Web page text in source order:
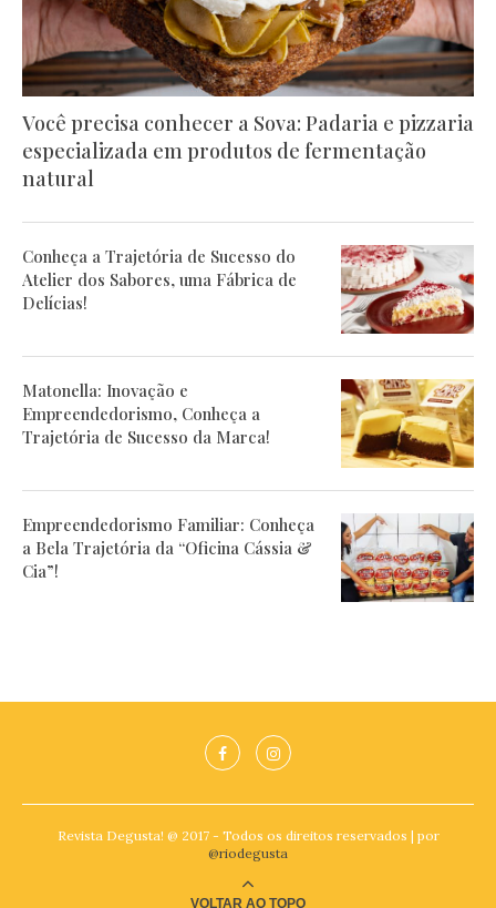
Você precisa conhecer a Sova: Padaria e pizzaria
especializada em produtos de fermentação
natural
Conheça a Trajetória de Sucesso do
Atelier dos Sabores, uma Fábrica de
Delícias!
Matonella: Inovação e
Empreendedorismo, Conheça a
Trajetória de Sucesso da Marca!
Empreendedorismo Familiar: Conheça
a Bela Trajetória da “Oficina Cássia &
Cia”!
Revista Degusta! @ 2017 - Todos os direitos reservados | por
@riodegusta
VOLTAR AO TOPO